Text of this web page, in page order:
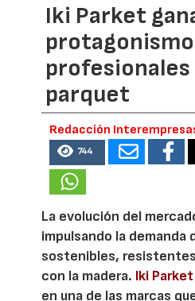
Iki Parket
profesionales
parquet
Redacción
744
La evolución del
impulsando la demanda
sostenibles,
con la madera. Iki Parket
en una de las marcas